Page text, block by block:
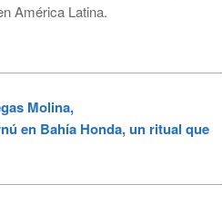
América Latina.
Molina,
en Bahía Honda, un ritual que